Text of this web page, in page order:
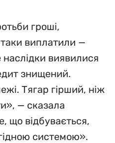
гроші,
виплатили —
виявилися
знищений.
Тягар гірший, ніж
— сказала
що відбувається,
системою».